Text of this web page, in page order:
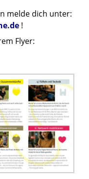
melde dich unter:
!
Flyer: